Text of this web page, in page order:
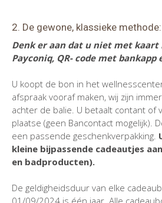
2. De gewone, klassieke methode:
Denk er aan dat u niet met kaart
Payconiq, QR- code met
U koopt de bon in het
afspraak vooraf maken, wij zijn
achter de balie. U betaalt contant of
plaatse (geen Bancontact mogelijk).
een passende geschenkverpakking.
kleine bijpassende cadeautjes
en badproducten).
De geldigheidsduur van elke
01/09/2024 is één jaar. Alle